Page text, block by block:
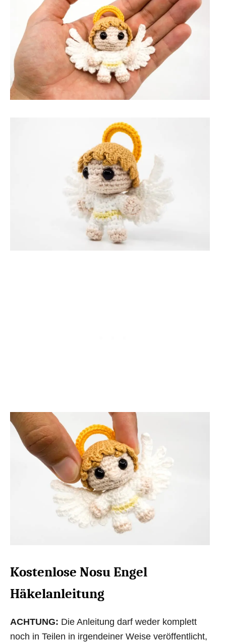
Kostenlose Nosu Engel
Häkelanleitung
ACHTUNG: Die Anleitung darf weder komplett
noch in Teilen in irgendeiner Weise veröffentlicht,